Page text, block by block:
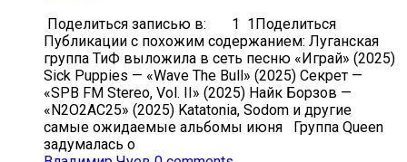
Поделиться записью в: 1 1Поделиться
Публикации с похожим содержанием: Луганская
группа ТиФ выложила в сеть песню «Играй» (2025)
Sick Puppies — «Wave The Bull» (2025) Секрет —
«SPB FM Stereo, Vol. II» (2025) Найк Борзов —
«N2O2AC25» (2025) Katatonia, Sodom и другие
самые ожидаемые альбомы июня Группа Queen
задумалась о